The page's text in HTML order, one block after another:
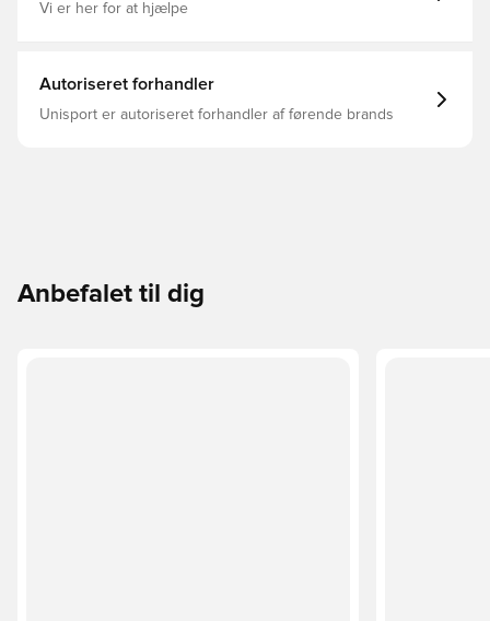
Vi er her for at hjælpe
Autoriseret forhandler
Unisport er autoriseret forhandler af førende brands
Anbefalet til dig